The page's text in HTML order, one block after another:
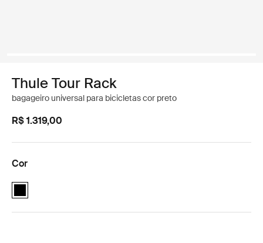
Thule Tour Rack
bagageiro universal para bicicletas cor preto
R$ 1.319,00
Cor
Thule Tour Rack Preto (selected)